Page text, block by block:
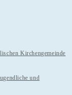
Kirchengemeinde
und